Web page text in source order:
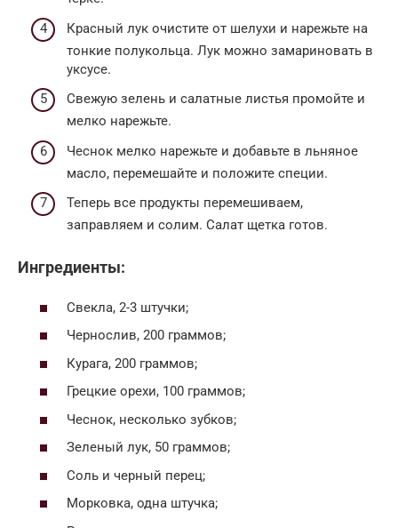
Красный лук очистите от шелухи и нарежьте на
тонкие полукольца. Лук можно замариновать в
уксусе.
Свежую зелень и салатные листья промойте и
мелко нарежьте.
Чеснок мелко нарежьте и добавьте в льняное
масло, перемешайте и положите специи.
Теперь все продукты перемешиваем,
заправляем и солим. Салат щетка готов.
Ингредиенты:
Свекла, 2-3 штучки;
Чернослив, 200 граммов;
Курага, 200 граммов;
Грецкие орехи, 100 граммов;
Чеснок, несколько зубков;
Зеленый лук, 50 граммов;
Соль и черный перец;
Морковка, одна штучка;